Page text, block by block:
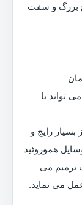
بزرگ و سفت
تواند با
رایج و
هموروئید
ترمیم می
می نماید.